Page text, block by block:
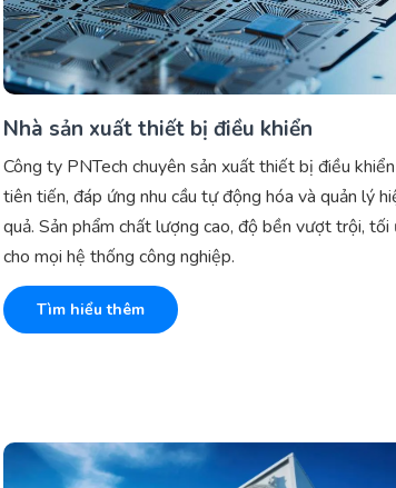
Nhà sản xuất thiết bị điều khiển
Công ty PNTech chuyên sản xuất thiết bị điều khiển
tiên tiến, đáp ứng nhu cầu tự động hóa và quản lý
quả. Sản phẩm chất lượng cao, độ bền vượt trội, tối
cho mọi hệ thống công nghiệp.
Tìm hiểu thêm